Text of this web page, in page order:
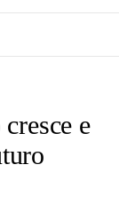
e